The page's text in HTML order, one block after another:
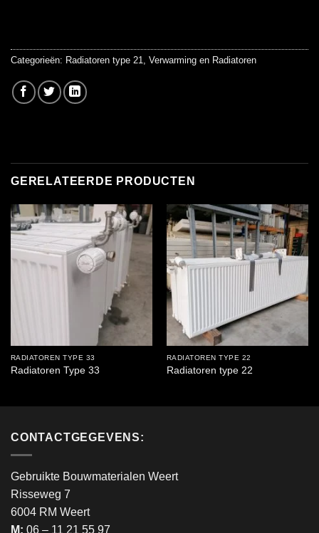
Categorieën: Radiatoren type 21 Verwarming en Radiatoren
GERELATEERDE PRODUCTEN
RADIATOREN TYPE 33
Radiatoren Type 33
RADIATOREN TYPE 22
Radiatoren type 22
CONTACTGEGEVENS:
Gebruikte Bouwmaterialen Weert
Risseweg 7
6004 RM Weert
M: 06 – 11 21 55 97